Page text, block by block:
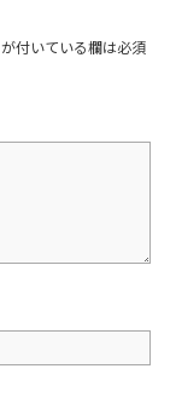
が付いている欄は必須